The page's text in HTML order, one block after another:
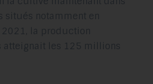
situés notamment en
2021, la production
atteignait les 125 millions